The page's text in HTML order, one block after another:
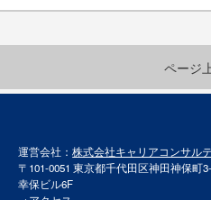
ページ
運営会社：株式会社キャリアコンサル
〒101-0051 東京都千代田区神田神保町
幸保ビル6F